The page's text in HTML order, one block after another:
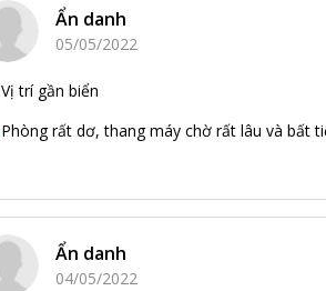
Ẩn danh
05/05/2022
Vị trí gần biển
Phòng rất dơ, thang máy chờ rất lâu và bất
Ẩn danh
04/05/2022